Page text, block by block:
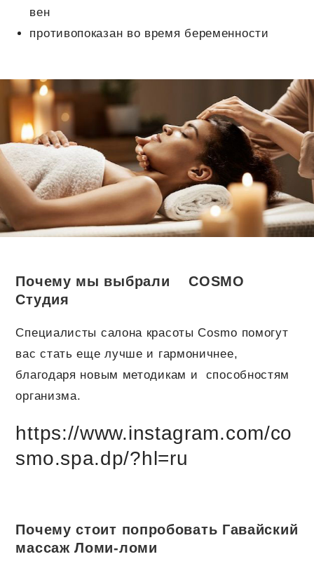
вен
противопоказан во время беременности
Почему мы выбрали COSMO
Студия
Специалисты салона красоты Cosmo помогут
вас стать еще лучше и гармоничнее,
благодаря новым методикам и способностям
организма.
https://www.instagram.com/co
smo.spa.dp/?hl=ru
Почему стоит попробовать Гавайский
массаж Ломи-ломи